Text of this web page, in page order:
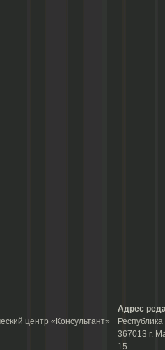
центр «Консультант»
Адрес
367013 г.
15